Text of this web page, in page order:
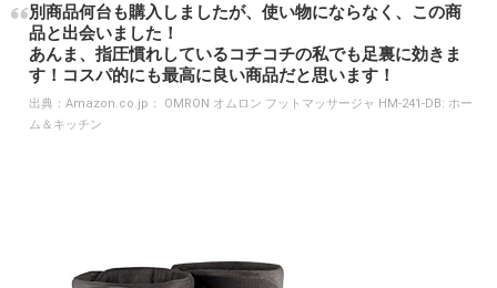
別商品何台も購入しましたが、使い物にならなく、この商
品と出会いました！
あんま、指圧慣れしているコチコチの私でも足裏に効きま
す！コスパ的にも最高に良い商品だと思います！
出典： Amazon.co.jp： OMRON オムロン フットマッサージャ HM-241-DB: ホー
ム＆キッチン